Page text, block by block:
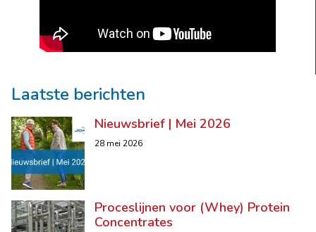
Laatste berichten
Nieuwsbrief | Mei 2026
28 mei 2026
Proceslijnen voor (Whey) Protein
Concentrates